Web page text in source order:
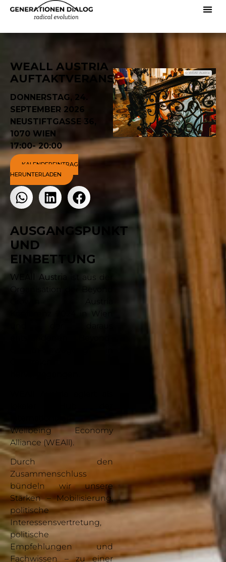
WEALL AUSTRIA
AUFTAKTVERANSTALTUNG
DONNERSTAG, 24.
SEPTEMBER 2026
NEUSTIFTGASSE 36,
1070 WIEN
17:00- 20:00
KALENDEREINTRAG
HERUNTERLADEN
AUSGANGSPUNKT
UND
EINBETTUNG
WEAll Austria
ist aus der
Organisation der Beyond
Wellbeing Economy
Alliance (WEAll).
Durch den
Zusammenschluss
bündeln wir unsere
Stärken – Mobilisierung,
politische
Interessensvertretung,
politische
Empfehlungen und
Fachwissen – zu einer
© WEAll Austria